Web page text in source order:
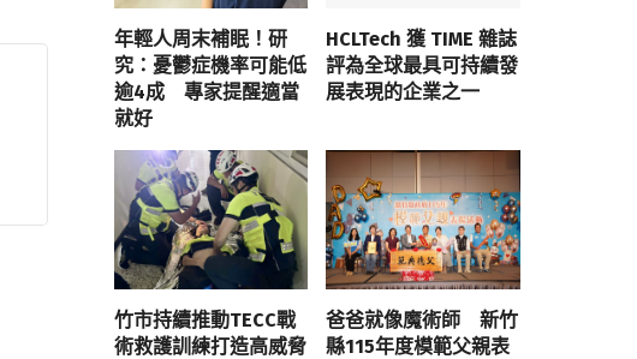
年輕人周末補眠！研
究：憂鬱症機率可能低
逾4成 專家提醒適當
就好
HCLTech 獲 TIME 雜誌
評為全球最具可持續發
展表現的企業之一
竹市持續推動TECC戰
術救護訓練打造高威脅
爸爸就像魔術師 新竹
縣115年度模範父親表